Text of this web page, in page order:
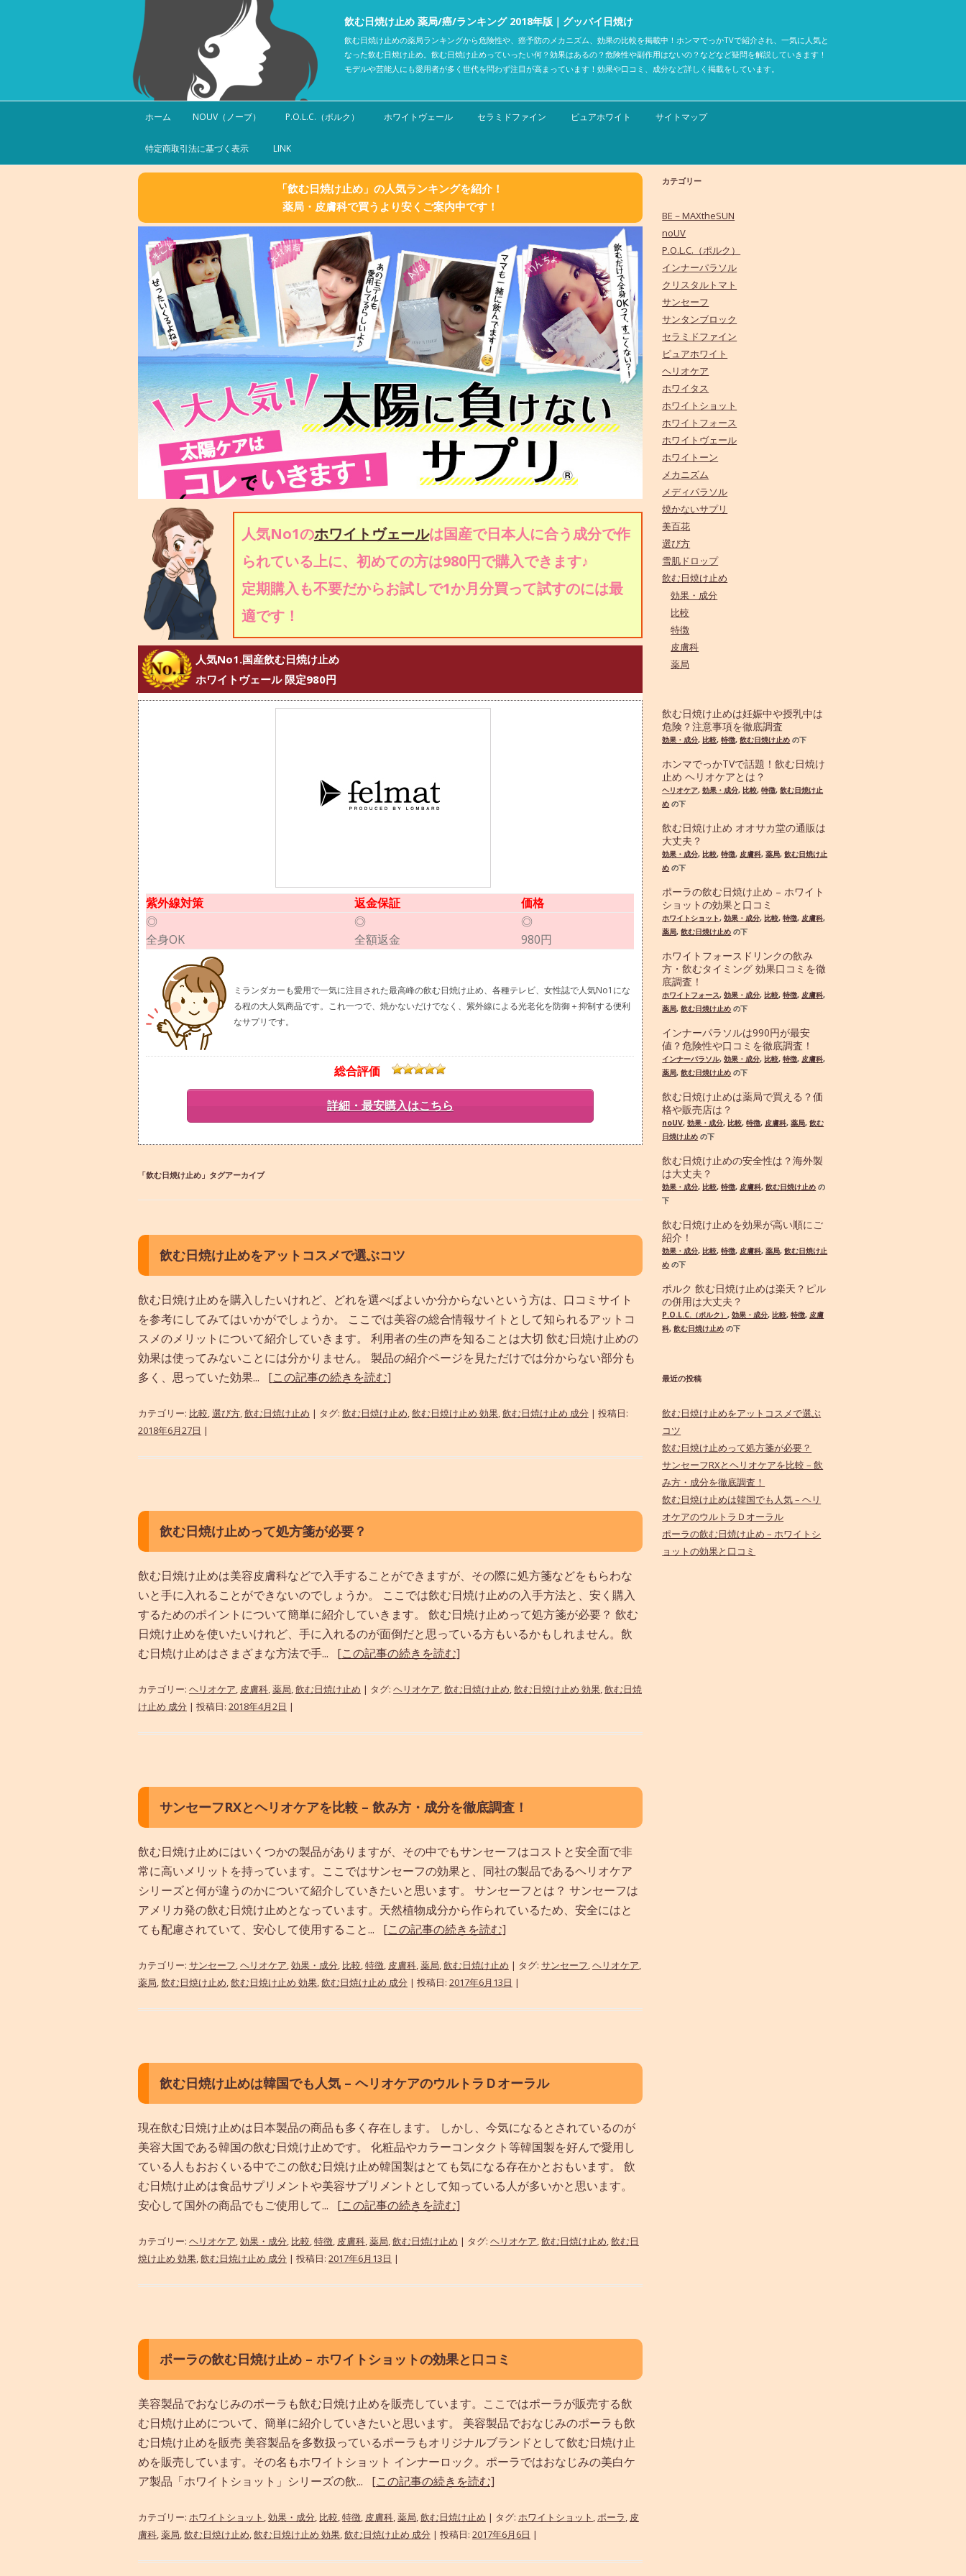
飲む日焼け止め 薬局/癌/ランキング 2018年版｜グッバイ日焼け
飲む日焼け止めの薬局ランキングから危険性や、癌予防のメカニズム、効果の比較を掲載中！ホンマでっかTVで紹介され、一気に人気と
なった飲む日焼け止め。飲む日焼け止めっていったい何？効果はあるの？危険性や副作用はないの？などなど疑問を解説していきます！
モデルや芸能人にも愛用者が多く世代を問わず注目が高まっています！効果や口コミ、成分など詳しく掲載をしています。
コンテンツへスキップ
ホーム NOUV（ノーブ） P.O.L.C.（ポルク） ホワイトヴェール セラミドファイン ピュアホワイト サイトマップ
特定商取引法に基づく表示 LINK
「飲む日焼け止め」の人気ランキングを紹介！
薬局・皮膚科で買うより安くご案内中です！
人気No1のホワイトヴェールは国産で日本人に合う成分で作
られている上に、初めての方は980円で購入できます♪
定期購入も不要だからお試しで1か月分買って試すのには最
適です！
人気No1.国産飲む日焼け止め
ホワイトヴェール 限定980円
紫外線対策 返金保証
価格
◎
全身OK
◎
全額返金
◎
980円
ミランダカーも愛用で一気に注目された最高峰の飲む日焼け止め、各種テレビ、女性誌で人気No1にな
る程の大人気商品です。これ一つで、焼かないだけでなく、紫外線による光老化を防御＋抑制する便利
なサプリです。
総合評価
詳細・最安購入はこちら
「飲む日焼け止め 」タグアーカイブ
飲む日焼け止めをアットコスメで選ぶコツ
飲む日焼け止めを購入したいけれど、どれを選べばよいか分からないという方は、口コミサイト
を参考にしてみてはいかがでしょうか。 ここでは美容の総合情報サイトとして知られるアットコ
スメのメリットについて紹介していきます。 利用者の生の声を知ることは大切 飲む日焼け止めの
効果は使ってみないことには分かりません。 製品の紹介ページを見ただけでは分からない部分も
多く、思っていた効果... [この記事の続きを読む]
カテゴリー: 比較,選び方,飲む日焼け止め | タグ: 飲む日焼け止め,飲む日焼け止め 効果,飲む日焼け止め 成分 | 投稿日:
2018年6月27日 |
飲む日焼け止めって処方箋が必要？
飲む日焼け止めは美容皮膚科などで入手することができますが、その際に処方箋などをもらわな
いと手に入れることができないのでしょうか。 ここでは飲む日焼け止めの入手方法と、安く購入
するためのポイントについて簡単に紹介していきます。 飲む日焼け止めって処方箋が必要？ 飲む
日焼け止めを使いたいけれど、手に入れるのが面倒だと思っている方もいるかもしれません。飲
む日焼け止めはさまざまな方法で手... [この記事の続きを読む]
カテゴリー: ヘリオケア, 皮膚科,薬局,飲む日焼け止め | タグ: ヘリオケア,飲む日焼け止め,飲む日焼け止め 効果,飲む日焼
け止め 成分 | 投稿日: 2018年4月2日 |
サンセーフRXとヘリオケアを比較 – 飲み方・成分を徹底調査！
飲む日焼け止めにはいくつかの製品がありますが、その中でもサンセーフはコストと安全面で非
常に高いメリットを持っています。ここではサンセーフの効果と、同社の製品であるヘリオケア
シリーズと何が違うのかについて紹介していきたいと思います。 サンセーフとは？ サンセーフは
アメリカ発の飲む日焼け止めとなっています。天然植物成分から作られているため、安全にはと
ても配慮されていて、安心して使用すること... [この記事の続きを読む]
カテゴリー: サンセーフ,ヘリオケア,効果・成分, 比較,特徴, 皮膚科,薬局,飲む日焼け止め | タグ: サンセーフ,ヘリオケア,
薬局,飲む日焼け止め,飲む日焼け止め 効果,飲む日焼け止め 成分 | 投稿日: 2017年6月13日 |
飲む日焼け止めは韓国でも人気 – ヘリオケアのウルトラＤオーラル
現在飲む日焼け止めは日本製品の商品も多く存在します。 しかし、今気になるとされているのが
美容大国である韓国の飲む日焼け止めです。 化粧品やカラーコンタクト等韓国製を好んで愛用し
ている人もおおくいる中でこの飲む日焼け止め韓国製はとても気になる存在かとおもいます。 飲
む日焼け止めは食品サプリメントや美容サプリメントとして知っている人が多いかと思います。
安心して国外の商品でもご使用して... [この記事の続きを読む]
カテゴリー: ヘリオケア,効果・成分, 比較,特徴, 皮膚科,薬局,飲む日焼け止め | タグ: ヘリオケア,飲む日焼け止め,飲む日
焼け止め 効果,飲む日焼け止め 成分 | 投稿日: 2017年6月13日 |
ポーラの飲む日焼け止め – ホワイトショットの効果と口コミ
美容製品でおなじみのポーラも飲む日焼け止めを販売しています。ここではポーラが販売する飲
む日焼け止めについて、簡単に紹介していきたいと思います。 美容製品でおなじみのポーラも飲
む日焼け止めを販売 美容製品を多数扱っているポーラもオリジナルブランドとして飲む日焼け止
めを販売しています。その名もホワイトショット インナーロック。ポーラではおなじみの美白ケ
ア製品「ホワイトショット」シリーズの飲... [この記事の続きを読む]
カテゴリー: ホワイトショット ,効果・成分, 比較,特徴, 皮膚科,薬局,飲む日焼け止め | タグ: ホワイトショット ,ポーラ, 皮
膚科,薬局,飲む日焼け止め,飲む日焼け止め 効果,飲む日焼け止め 成分 | 投稿日: 2017年6月6日 |
カテゴリー
BE－MAXtheSUN
noUV
P.O.L.C.（ポルク）
インナーパラソル
クリスタルトマト
サンセーフ
サンタンブロック
セラミドファイン
ピュアホワイト
ヘリオケア
ホワイタス
ホワイトショット
ホワイトフォース
ホワイトヴェール
ホワイトーン
メカニズム
メディパラソル
焼かないサプリ
美百花
選び方
雪肌ドロップ
飲む日焼け止め
効果・成分
比較
特徴
皮膚科
薬局
飲む日焼け止めは妊娠中や授乳中は
危険？注意事項を徹底調査
効果・成分, 比較,特徴,飲む日焼け止め の下
ホンマでっかTVで話題！飲む日焼け
止め ヘリオケアとは？
ヘリオケア,効果・成分, 比較,特徴,飲む日焼け止
め の下
飲む日焼け止め オオサカ堂の通販は
大丈夫？
効果・成分, 比較,特徴, 皮膚科,薬局,飲む日焼け止
め の下
ポーラの飲む日焼け止め – ホワイト
ショットの効果と口コミ
ホワイトショット,効果・成分, 比較,特徴, 皮膚科,
薬局,飲む日焼け止め の下
ホワイトフォースドリンクの飲み
方・飲むタイミング 効果口コミを徹
底調査！
ホワイトフォース,効果・成分, 比較,特徴, 皮膚科,
薬局,飲む日焼け止め の下
インナーパラソルは990円が最安
値？危険性や口コミを徹底調査！
インナーパラソル,効果・成分, 比較,特徴, 皮膚科,
薬局,飲む日焼け止め の下
飲む日焼け止めは薬局で買える？価
格や販売店は？
noUV,効果・成分, 比較,特徴, 皮膚科,薬局,飲む
日焼け止め の下
飲む日焼け止めの安全性は？海外製
は大丈夫？
効果・成分, 比較,特徴, 皮膚科,飲む日焼け止め の
下
飲む日焼け止めを効果が高い順にご
紹介！
効果・成分, 比較,特徴, 皮膚科,薬局,飲む日焼け止
め の下
ポルク 飲む日焼け止めは楽天？ピル
の併用は大丈夫？
P.O.L.C.（ポルク）,効果・成分, 比較,特徴, 皮膚
科,飲む日焼け止め の下
最近の投稿
飲む日焼け止めをアットコスメで選ぶ
コツ
飲む日焼け止めって処方箋が必要？
サンセーフRXとヘリオケアを比較 – 飲
み方・成分を徹底調査！
飲む日焼け止めは韓国でも人気 – ヘリ
オケアのウルトラＤオーラル
ポーラの飲む日焼け止め – ホワイトシ
ョットの効果と口コミ